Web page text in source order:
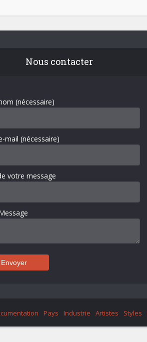
Nous contacter
(nécessaire)
mail (nécessaire)
votre message
Pays Industrie Artistes Styles